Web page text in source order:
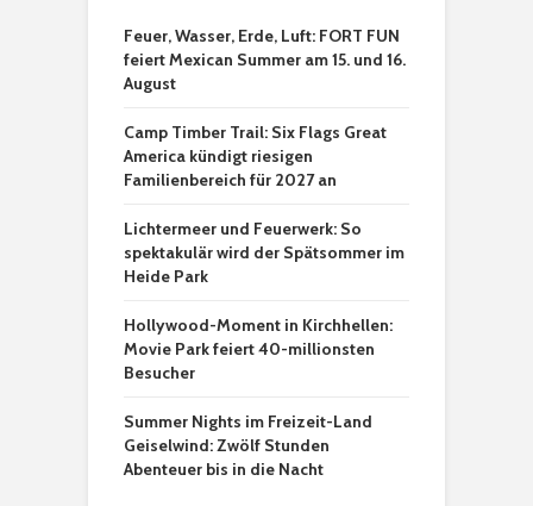
Feuer, Wasser, Erde, Luft: FORT FUN
feiert Mexican Summer am 15. und 16.
August
Camp Timber Trail: Six Flags Great
America kündigt riesigen
Familienbereich für 2027 an
Lichtermeer und Feuerwerk: So
spektakulär wird der Spätsommer im
Heide Park
Hollywood-Moment in Kirchhellen:
Movie Park feiert 40-millionsten
Besucher
Summer Nights im Freizeit-Land
Geiselwind: Zwölf Stunden
Abenteuer bis in die Nacht